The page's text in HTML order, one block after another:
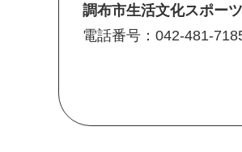
調布市生活文化スポー
電話番号：042-481-